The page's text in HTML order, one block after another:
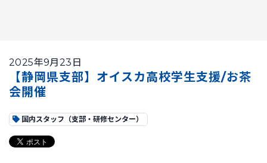
2025年9月23日
【静岡県支部】オイスカ高校学生支援/お茶
会開催
国内スタッフ（支部・研修センター）